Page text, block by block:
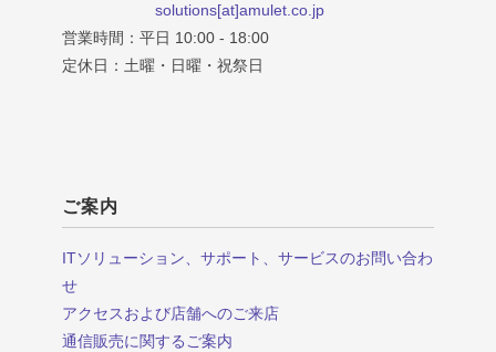
solutions[at]amulet.co.jp
営業時間：平日 10:00 - 18:00
定休日：土曜・日曜・祝祭日
ご案内
ITソリューション、サポート、サービスのお問い合わ
せ
アクセスおよび店舗へのご来店
通信販売に関するご案内